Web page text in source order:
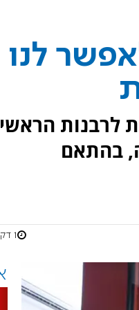
לנו
לרבנות
בהתאם
1 דקות